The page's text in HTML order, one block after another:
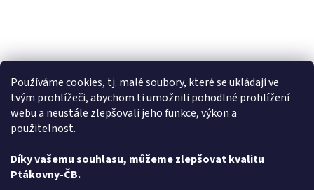
Používáme cookies, tj. malé soubory, které se ukládají ve
tvým prohlížeči, abychom ti umožnili pohodlné prohlížení
webu a neustále zlepšovali jeho funkce, výkon a
použitelnost.
Díky vašemu souhlasu, můžeme zlepšovat kvalitu
Ptákovny-ČB.
Čarodějnická sada pro děti - plášť a klobouk
Průměrné
hodnocení
Momentálně nedostupné